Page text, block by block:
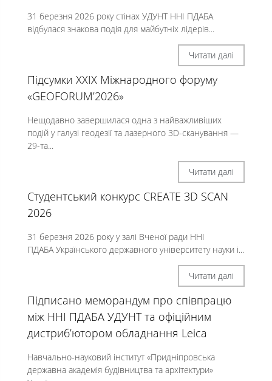
31 березня 2026 року стінах УДУНТ ННІ ПДАБА
відбулася знакова подія для майбутніх лідерів...
Читати далі
Підсумки XXIX Міжнародного форуму
«GEOFORUM’2026»
Нещодавно завершилася одна з найважливіших
подій у галузі геодезії та лазерного 3D-сканування —
29-та...
Читати далі
Студентський конкурс CREATE 3D SCAN
2026
31 березня 2026 року у залі Вченої ради ННІ
ПДАБА Українського державного університету науки і...
Читати далі
Підписано меморандум про співпрацю
між ННІ ПДАБА УДУНТ та офіційним
дистриб’ютором обладнання Leica
Навчально-науковий інститут «Придніпровська
державна академія будівництва та архітектури»